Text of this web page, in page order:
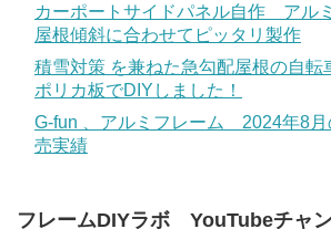
カーポートサイドパネル自作 アル
屋根傾斜に合わせてピッタリ製作
積雪対策 を兼ねた急勾配屋根の自転
ポリカ板でDIYしました！
G-fun 、アルミフレーム 2024年8月
売実績
フレームDIYラボ YouTubeチャ